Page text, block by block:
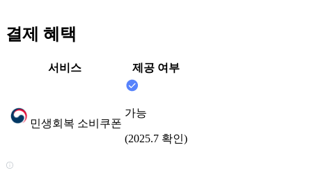
결제 혜택
서비스 제공 여부
민생회복 소비쿠폰
가능
(2025.7 확인)